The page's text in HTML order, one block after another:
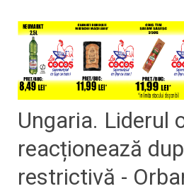
Ungaria. Liderul
reacționează
restrictivă -